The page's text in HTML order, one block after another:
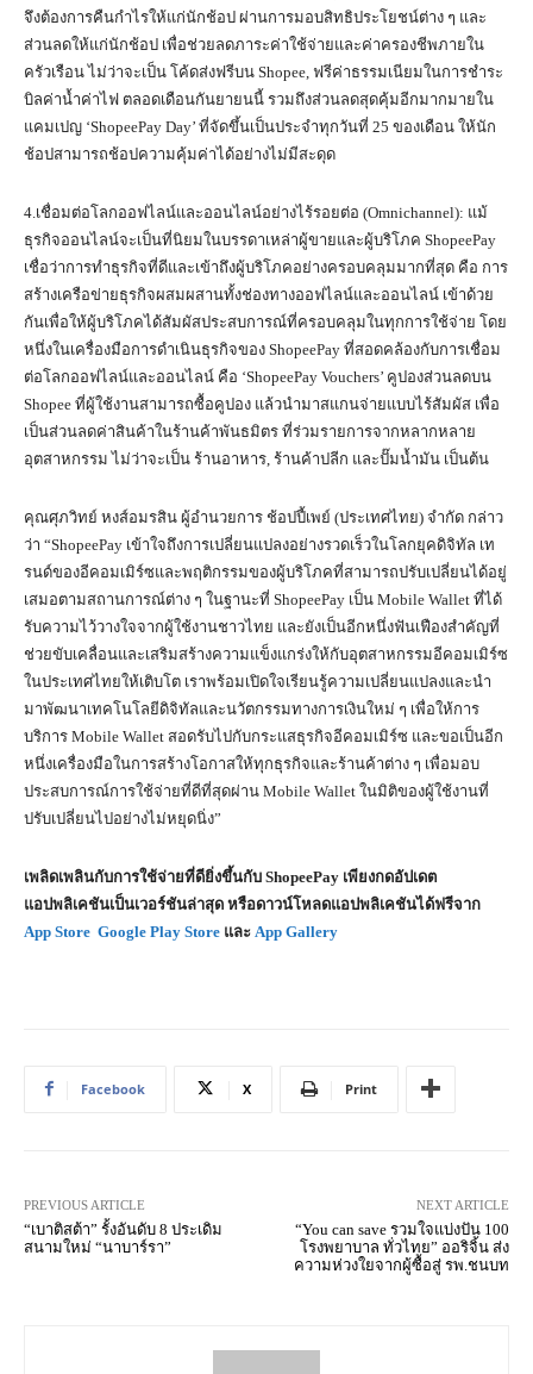
จึงต้องการคืนกำไรให้แก่นักช้อป ผ่านการมอบสิทธิประโยชน์ต่าง ๆ และ
ส่วนลดให้แก่นักช้อป เพื่อช่วยลดภาระค่าใช้จ่ายและค่าครองชีพภายใน
ครัวเรือน ไม่ว่าจะเป็น โค้ดส่งฟรีบน Shopee, ฟรีค่าธรรมเนียมในการชำระ
บิลค่าน้ำค่าไฟ ตลอดเดือนกันยายนนี้ รวมถึงส่วนลดสุดคุ้มอีกมากมายใน
แคมเปญ ‘ShopeePay Day’ ที่จัดขึ้นเป็นประจำทุกวันที่ 25 ของเดือน ให้นัก
ช้อปสามารถช้อปความคุ้มค่าได้อย่างไม่มีสะดุด
4.เชื่อมต่อโลกออฟไลน์และออนไลน์อย่างไร้รอยต่อ (Omnichannel): แม้
ธุรกิจออนไลน์จะเป็นที่นิยมในบรรดาเหล่าผู้ขายและผู้บริโภค ShopeePay
เชื่อว่าการทำธุรกิจที่ดีและเข้าถึงผู้บริโภคอย่างครอบคลุมมากที่สุด คือ การ
สร้างเครือข่ายธุรกิจผสมผสานทั้งช่องทางออฟไลน์และออนไลน์ เข้าด้วย
กันเพื่อให้ผู้บริโภคได้สัมผัสประสบการณ์ที่ครอบคลุมในทุกการใช้จ่าย โดย
หนึ่งในเครื่องมือการดำเนินธุรกิจของ ShopeePay ที่สอดคล้องกับการเชื่อม
ต่อโลกออฟไลน์และออนไลน์ คือ ‘ShopeePay Vouchers’ คูปองส่วนลดบน
Shopee ที่ผู้ใช้งานสามารถซื้อคูปอง แล้วนำมาสแกนจ่ายแบบไร้สัมผัส เพื่อ
เป็นส่วนลดค่าสินค้าในร้านค้าพันธมิตร ที่ร่วมรายการจากหลากหลาย
อุตสาหกรรม ไม่ว่าจะเป็น ร้านอาหาร, ร้านค้าปลีก และปั๊มน้ำมัน เป็นต้น
คุณศุภวิทย์ หงส์อมรสิน ผู้อำนวยการ ช้อปปี้เพย์ (ประเทศไทย) จำกัด กล่าว
ว่า “ShopeePay เข้าใจถึงการเปลี่ยนแปลงอย่างรวดเร็วในโลกยุคดิจิทัล เท
รนด์ของอีคอมเมิร์ซและพฤติกรรมของผู้บริโภคที่สามารถปรับเปลี่ยนได้อยู่
เสมอตามสถานการณ์ต่าง ๆ ในฐานะที่ ShopeePay เป็น Mobile Wallet ที่ได้
รับความไว้วางใจจากผู้ใช้งานชาวไทย และยังเป็นอีกหนึ่งฟันเฟืองสำคัญที่
ช่วยขับเคลื่อนและเสริมสร้างความแข็งแกร่งให้กับอุตสาหกรรมอีคอมเมิร์ซ
ในประเทศไทยให้เติบโต เราพร้อมเปิดใจเรียนรู้ความเปลี่ยนแปลงและนำ
มาพัฒนาเทคโนโลยีดิจิทัลและนวัตกรรมทางการเงินใหม่ ๆ เพื่อให้การ
บริการ Mobile Wallet สอดรับไปกับกระแสธุรกิจอีคอมเมิร์ซ และขอเป็นอีก
หนึ่งเครื่องมือในการสร้างโอกาสให้ทุกธุรกิจและร้านค้าต่าง ๆ เพื่อมอบ
ประสบการณ์การใช้จ่ายที่ดีที่สุดผ่าน Mobile Wallet ในมิติของผู้ใช้งานที่
ปรับเปลี่ยนไปอย่างไม่หยุดนิ่ง”
เพลิดเพลินกับการใช้จ่ายที่ดียิ่งขึ้นกับ ShopeePay เพียงกดอัปเดต
แอปพลิเคชันเป็นเวอร์ชันล่าสุด หรือดาวน์โหลดแอปพลิเคชันได้ฟรีจาก
App Store Google Play Store และ App Gallery
Facebook X Print
PREVIOUS ARTICLE
“เบาติสต้า” รั้งอันดับ 8 ประเดิม
สนามใหม่ “นาบาร์รา”
NEXT ARTICLE
“You can save รวมใจแบ่งปัน 100
โรงพยาบาล ทั่วไทย” ออริจิ้น ส่ง
ความห่วงใยจากผู้ซื้อสู่ รพ.ชนบท